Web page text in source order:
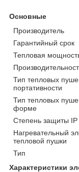
Основные
Производитель
Гарантийный срок
Тепловая
Тип тепловых
портативности
Тип тепловых
форме
Степень защиты IP
Нагревательный
тепловой пушки
Тип
Характеристики